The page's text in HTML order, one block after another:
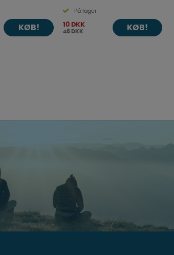
KØB!
På lager
10 DKK
46 DKK KØB!